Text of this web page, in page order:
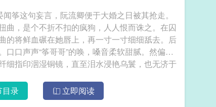
筝这句妄言，阮流卿便于大婚之日被其抢走。
曲，是个不折不扣的疯狗，人人恨而诛之。在囚
的将鲜血碾在她唇上，再一寸一寸细细舐去。后
口声声“筝哥哥”的唤，嗓音柔软甜腻。然偏如
指印洇湿铜镜，直至泪水浸艳乌鬟，也无济于
展在他身上。又逼他日日为自己洗脚捶腿，甚至
好景不长，他东山再起了——木屋烈火滚滚，
目录 立即阅读